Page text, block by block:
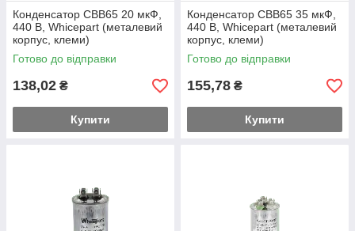
Конденсатор CBB65 20 мкФ,
440 В, Whicepart (металевий
корпус, клеми)
Готово до відправки
138,02 ₴
Купити
Конденсатор CBB65 35 мкФ,
440 В, Whicepart (металевий
корпус, клеми)
Готово до відправки
155,78 ₴
Купити